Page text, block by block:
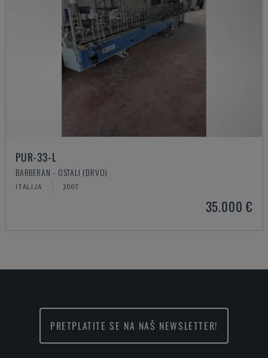
PUR-33-L
BARBERAN - OSTALI (DRVO)
ITALIJA 2007
35.000 €
PRETPLATITE SE NA NAŠ NEWSLETTER!